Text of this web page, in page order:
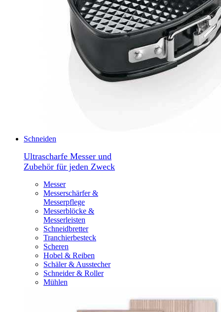
Schneiden
Ultrascharfe Messer und
Zubehör für jeden Zweck
Messer
Messerschärfer &
Messerpflege
Messerblöcke &
Messerleisten
Schneidbretter
Tranchierbesteck
Scheren
Hobel & Reiben
Schäler & Ausstecher
Schneider & Roller
Mühlen